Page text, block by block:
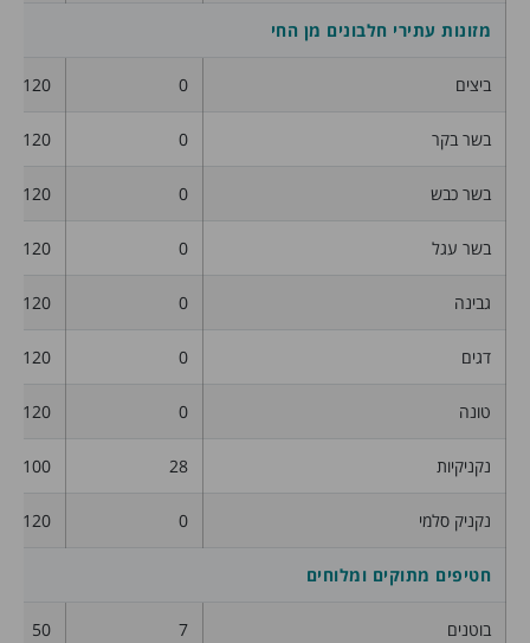
מזונות עתירי חלבונים מן החי
ביצים 0
120
בשר בקר 0
120
בשר כבש 0
120
בשר עגל 0
120
גבינה 0
120
דגים 0
120
טונה 0
120
נקניקיות 28
100
נקניק סלמי 0
120
חטיפים מתוקים ומלוחים
בוטנים 7
50